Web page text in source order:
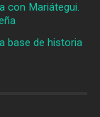
con Mariátegui.
base de historia